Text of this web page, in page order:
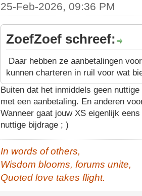
25-Feb-2026, 09:36 PM
ZoefZoef schreef:
Daar hebben ze aanbetalingen
kunnen charteren in ruil voor wat
Buiten dat het inmiddels geen
met een aanbetaling. En anderen
Wanneer gaat jouw XS eigenlijk
nuttige bijdrage ; )
In words of others,
Wisdom blooms, forums unite,
Quoted love takes flight.